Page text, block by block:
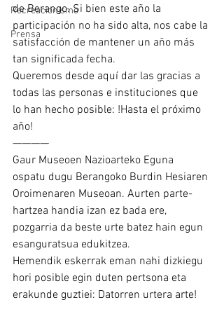
Recreacionismo
Prensa
de Berango. Si bien este año la
participación no ha sido alta, nos cabe la
satisfacción de mantener un año más
tan significada fecha.
Queremos desde aquí dar las gracias a
todas las personas e instituciones que
lo han hecho posible: !Hasta el próximo
año!
————
Gaur Museoen Nazioarteko Eguna
ospatu dugu Berangoko Burdin Hesiaren
Oroimenaren Museoan. Aurten parte-
hartzea handia izan ez bada ere,
pozgarria da beste urte batez hain egun
esanguratsua edukitzea.
Hemendik eskerrak eman nahi dizkiegu
hori posible egin duten pertsona eta
erakunde guztiei: Datorren urtera arte!